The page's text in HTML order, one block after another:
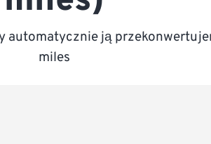
automatycznie ją
miles